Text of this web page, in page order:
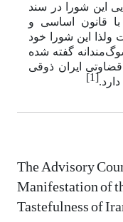
این شورا در سند
قانون اساسی و
ولذا این شورا خود
گفته شده
ایران ذوقی
[1]
The Advisory
Manifestation of
Tastefulness of